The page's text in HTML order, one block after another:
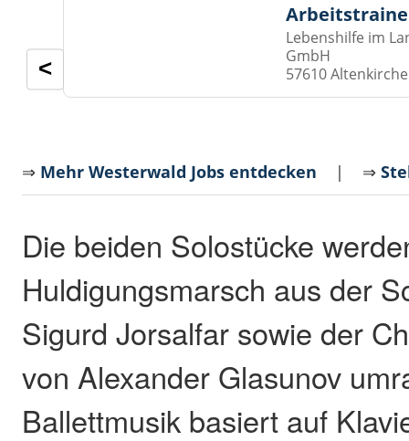
Lebenshilfe im
GmbH
57610
<
⇒ Mehr Westerwald Jobs entdecken | ⇒
Die beiden Solostücke
Huldigungsmarsch aus der
Sigurd Jorsalfar sowie der
von Alexander Glasunov
Ballettmusik basiert auf